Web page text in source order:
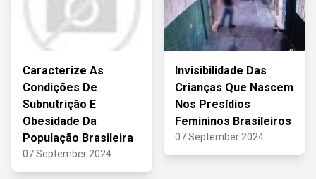
Caracterize As
Condições De
Subnutrição E
Obesidade Da
População Brasileira
07 September 2024
Invisibilidade Das
Crianças Que Nascem
Nos Presídios
Femininos Brasileiros
07 September 2024